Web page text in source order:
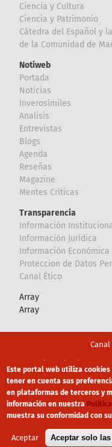
Ciencia y Cultura
Ciencia y Patrimonio
Cátedra del Español y
de la Comunidad de
Notiweb
Portada
Noticias
Inverosímiles
Analisis
Entrevistas
Blogs
Agenda
Reseñas
Magazine
Mentes Críticas
Transparencia
Información
Información Jurídica
Información
Proteccion de Datos
Canal Ético
Array
Array
Política privacidad
Este portal web utiliza
tener en cuenta sus
en plataformas de terceros y
información en nuestra
muestra su conformidad con
Aceptar Aceptar solo